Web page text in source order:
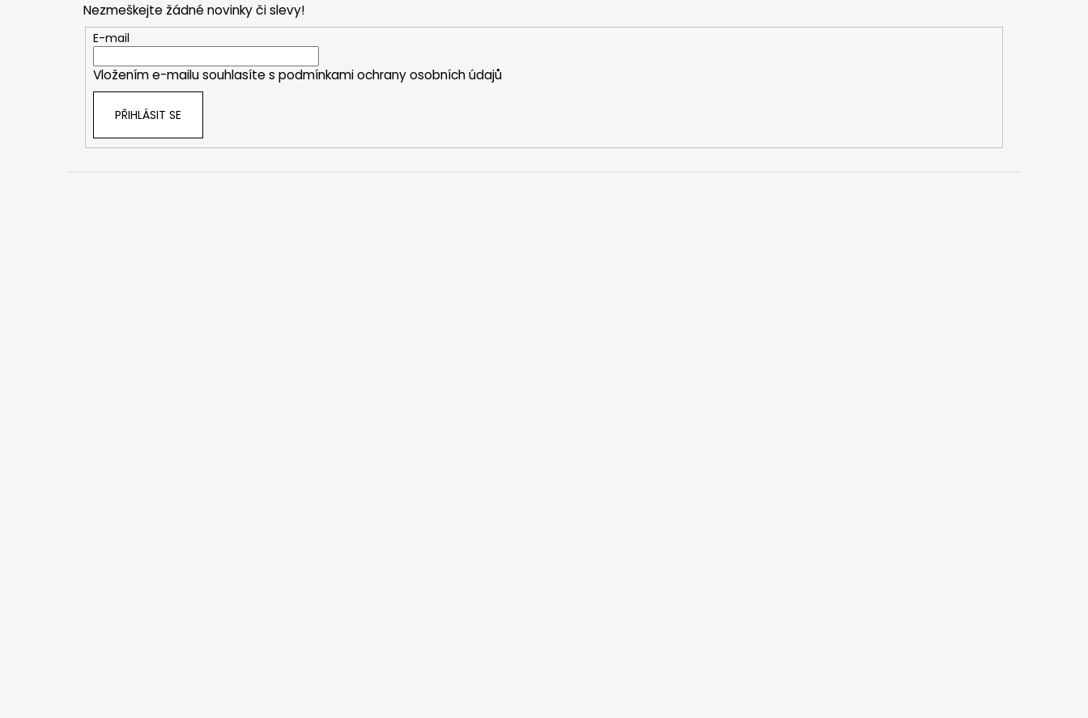
Nezmeškejte žádné novinky či slevy!
E-mail
Vložením e-mailu souhlasíte s podmínkami ochrany osobních údajů
PŘIHLÁSIT SE